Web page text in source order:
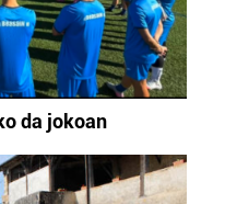
da jokoan